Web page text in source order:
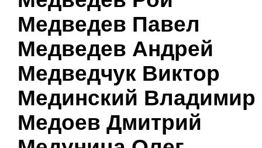
Медведев Павел
Медведев Андрей
Медведчук Виктор
Мединский Владимир
Медоев Дмитрий